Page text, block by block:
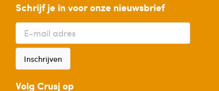
Schrijf je in voor onze nieuwsbrief
Inschrijven
Volg Crusj op